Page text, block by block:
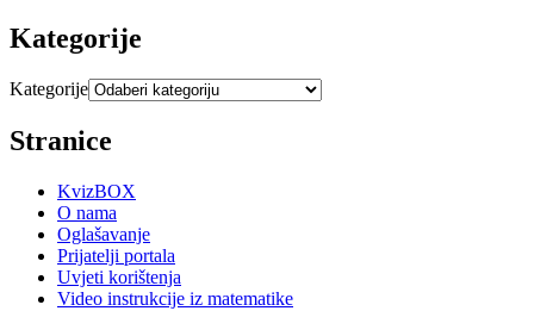
Kategorije
Kategorije
Stranice
KvizBOX
O nama
Oglašavanje
Prijatelji portala
Uvjeti korištenja
Video instrukcije iz matematike